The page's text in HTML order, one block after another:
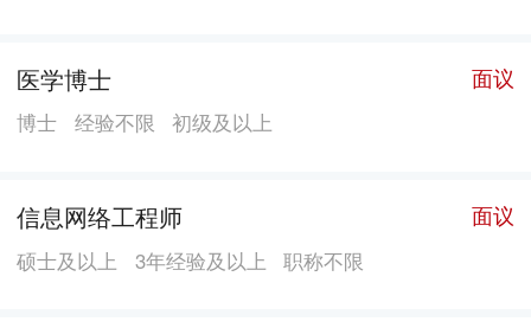
医学博士 面议
博士 经验不限 初级及以上
信息网络工程师 面议
硕士及以上 3年经验及以上 职称不限